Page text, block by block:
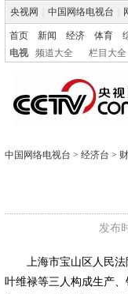
央视网 中国网络电视台
首页 新闻 经济 体育
电视
频道大全 栏目大全
中国网络电视台 > 经济台 >
发布
上海市宝山区人民法院
叶维禄等三人构成生产